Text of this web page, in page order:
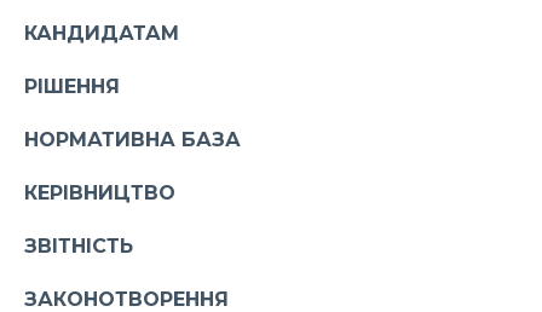
КАНДИДАТАМ
РІШЕННЯ
НОРМАТИВНА БАЗА
КЕРІВНИЦТВО
ЗВІТНІСТЬ
ЗАКОНОТВОРЕННЯ